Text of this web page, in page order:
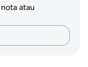
atau